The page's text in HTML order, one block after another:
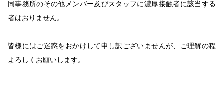
同事務所のその他メンバー及びスタッフに濃厚接触者に該当する
者はおりません。
皆様にはご迷惑をおかけして申し訳ございませんが、ご理解の程
よろしくお願いします。